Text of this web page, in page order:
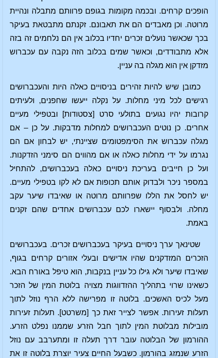
הופכים קרחים. ובכמה מקומות בגופם פרוותם מתבלה ונהיית
מרוטה. וכן מאבדים הם את תאבונם. זקנתם מתבטאת בעיקר
בכך שכאשר נועלים זכרים יחדיו בכלוב אין הם נלחמים זה בזה
אלא מתבודדים, וכאשר שמים בכלוב הזה נקבה עם עכברוש
מזדקן אין הוא מגלה בה עניין.
כמובן שיש להיות זהירים בניסויים כאלה היות והעכברושים
רגישים לכל מיני מחלות. על נקלה ייעשו שחפנים, ולעיתים
קרובות יהיו נגועים בתולעי סרט [צסטודות] ובטפילי מעיים
אחרים. כן נוטים העכברושים למחלות מדבקות. על כן – אם
מגלה עכברוש את הסימפטומים שציינתי, יש לבחון אם הם
נגרמו על ידי מחלות כאלה או אם מהווים הם סימני הזדקנות.
ועל כן חייבים בעריכת ניסויים כאלה בעכברושים, להתחיל
במספר ניכר ולבדוק אותם תכופות אם לא לקו בטפילי מעיים.
יש לחסל את הללו שפרוותם מרוטה או שאיבדו שיער עקב
מחלה. ולבסוף יישארו לכם עכברושים אחדים שהם זקנים
באמת.
שטינאך ערך ניסויים בעיקר בעכברושים זכרים. בעכברושים
הזכרים המזדקנים שהיו אדישים ובעלי אזורים קרחים בגוף,
שאיבדו שיער ולא גילו כל עניין בנקבות, הוא טיפל באורח הבא.
כשאינו שרוי בתהליך ההזדווגות מצויה בלוטת המין של הזכר
מעל לכיס האשכים. בלוטה זו מפרישה ללא הרף נוזל לתוך
תעלות זעירות. אפשר לצייר זאת כך [משרטט]. תעלות זעירות
מובילות מבלוטת המין לתוך חבל הזרע שממנו נפלט הזרע.
ההורמון של הבלוטה עובר דרך תעלה זו ומתערבב עם נוזל
הזרע שנמזג בהורמון. כשבעל החיים צעיר יוצרת בלוטה זו את